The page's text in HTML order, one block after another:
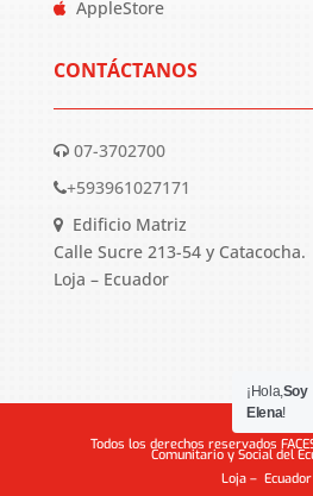
AppleStore
CONTÁCTANOS
07-3702700
+593961027171
Edificio Matriz
Calle Sucre 213-54 y Catacocha.
Loja – Ecuador
Todos los derechos reservados
Comunitario y Social del
Loja – Ecuador
¡Hola,Soy
Elena!